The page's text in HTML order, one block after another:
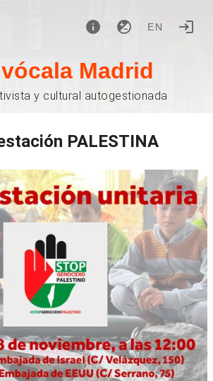
EN
Madrid
y cultural autogestionada
PALESTINA